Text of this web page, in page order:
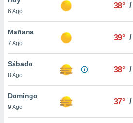
en
más
nuestra
de
6 Ago
38° /
Mañana
7 Ago
39° /
Sábado
8 Ago
38° /
Domingo
9 Ago
37° /